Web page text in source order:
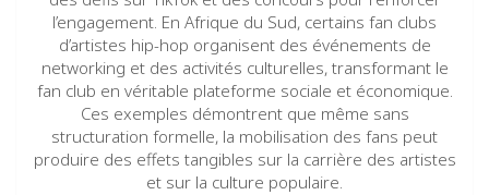
l’engagement. En Afrique du Sud, certains fan clubs
d’artistes hip-hop organisent des événements de
networking et des activités culturelles, transformant le
fan club en véritable plateforme sociale et économique.
Ces exemples démontrent que même sans
structuration formelle, la mobilisation des fans peut
produire des effets tangibles sur la carrière des artistes
et sur la culture populaire.